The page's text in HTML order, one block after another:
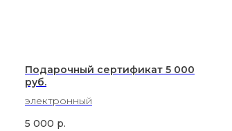
Подарочный сертификат 5 000
руб.
электронный
5 000 р.